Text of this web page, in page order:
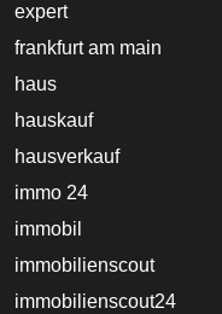
expert
frankfurt am main
haus
hauskauf
hausverkauf
immo 24
immobil
immobilienscout
immobilienscout24